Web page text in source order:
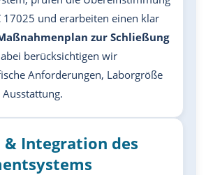
17025 und erarbeiten einen klar
zur Schließung
berücksichtigen wir
Anforderungen, Laborgröße
Integration des